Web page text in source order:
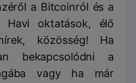
a Bitcoinról és a
Havi oktatások, élő
közösség! Ha
bekapcsolódni a
vagy ha már